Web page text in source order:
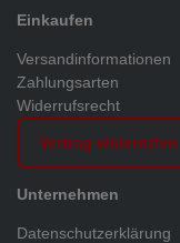
Einkaufen
Versandinformationen
Zahlungsarten
Widerrufsrecht
Vertrag widerrufen
Unternehmen
Datenschutzerklärung